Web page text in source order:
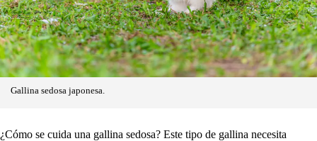
Gallina sedosa japonesa.
¿Cómo se cuida una gallina sedosa? Este tipo de gallina necesita